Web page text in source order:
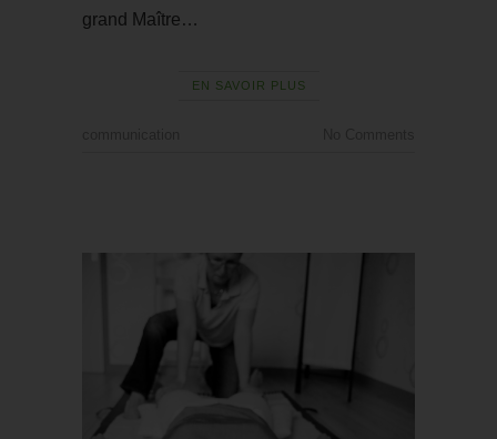
grand Maître…
EN SAVOIR PLUS